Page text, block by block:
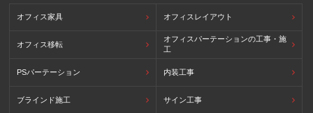
オフィス家具 オフィスレイアウト
オフィス移転
オフィスパーテーションの工事・施
工
PSパーテーション 内装工事
ブラインド施工 サイン工事